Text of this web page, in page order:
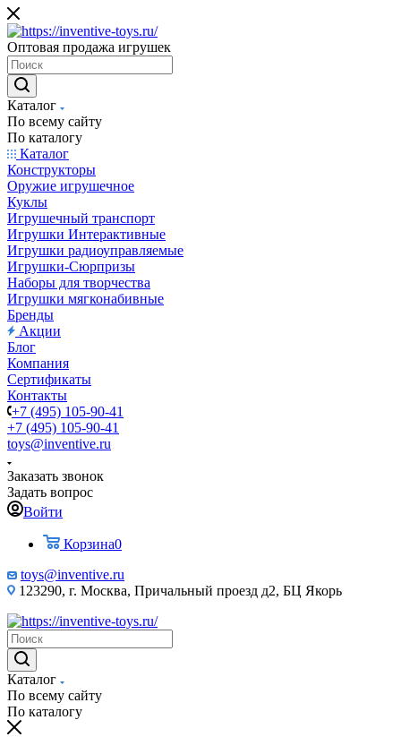
Оптовая продажа игрушек
Каталог
По всему сайту
По каталогу
Каталог
Конструкторы
Оружие игрушечное
Куклы
Игрушечный транспорт
Игрушки Интерактивные
Игрушки радиоуправляемые
Игрушки-Сюрпризы
Наборы для творчества
Игрушки мягконабивные
Бренды
Акции
Блог
Компания
Сертификаты
Контакты
+7 (495) 105-90-41
+7 (495) 105-90-41
toys@inventive.ru
Заказать звонок
Задать вопрос
Войти
Корзина0
toys@inventive.ru
123290, г. Москва, Причальный проезд д2, БЦ Якорь
Каталог
По всему сайту
По каталогу